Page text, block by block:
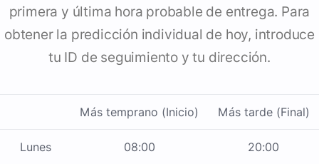
primera y última hora probable de entrega. Para
obtener la predicción individual de hoy, introduce
tu ID de seguimiento y tu dirección.
Más temprano (Inicio) Más tarde (Final)
Lunes 08:00 20:00